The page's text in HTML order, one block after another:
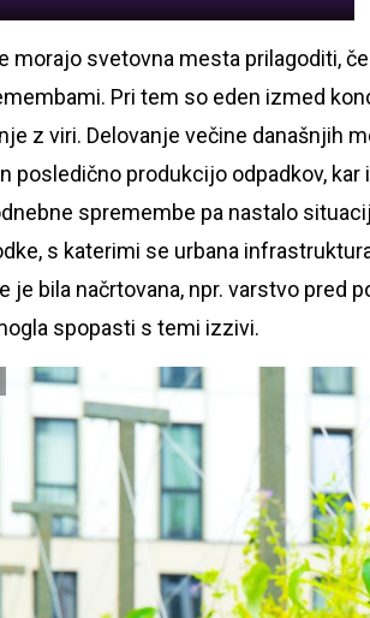
morajo svetovna mesta prilagoditi,
Pri tem so eden izmed
z viri. Delovanje večine današnjih
posledično produkcijo odpadkov,
spremembe pa nastalo
s katerimi se urbana
je bila načrtovana, npr. varstvo pred
spopasti s temi izzivi.